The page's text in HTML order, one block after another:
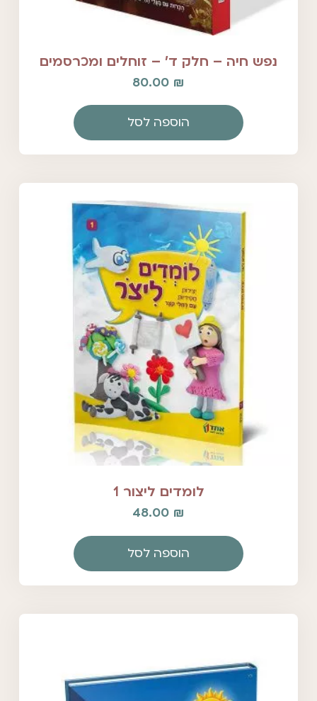
נפש חיה – חלק ד' – זוחלים ומכרסמים
80.00 ₪
הוספה לסל
לומדים ליצור 1
48.00 ₪
הוספה לסל